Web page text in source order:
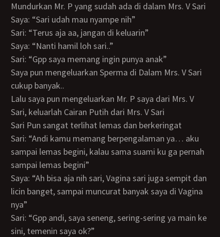
Mundurkan Mr. P yang sudah ada di dalam Mrs. V Sari
Saya: “Sari udah mau nyampe nih”
Sari: “Terus aja aa, jangan di keluarin”
Saya: “Nanti hamil loh sari..”
Sari: “Gpp saya memang ingin punya anak”
Saya pun mengeluarkan Sperma di Dalam Mrs. V Sari
cukup banyak..
Lalu saya pun mengeluarkan Mr. P saya dari Mrs. V
Sari, keluarlah Cairan Putih dari Mrs. V Sari
Sari Pun sangat terlihat lemas dan berkeringat
Sari: “Andi kamu memang berpengalaman ya… aku
sampai lemas begini, kalau sama suami ku ga pernah
sampai lemas begini”
Saya: “Ah bisa aja nih sari, Vagina sari juga sempit dan
licin banget, sampai muncurat banyak saya di Vagina
nya”
Sari: “Gpp andi, saya seneng, sering-sering ya main ke
sini, temenin saya ok?”